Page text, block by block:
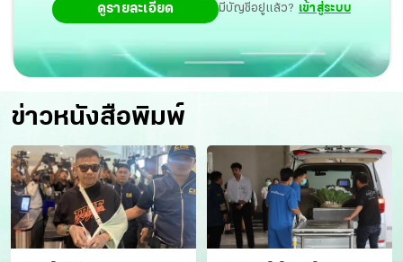
ดูรายละเอียด มีบัญชีอยู่แล้ว? เข้าสู่ระบบ
ข่าวหนังสือพิมพ์